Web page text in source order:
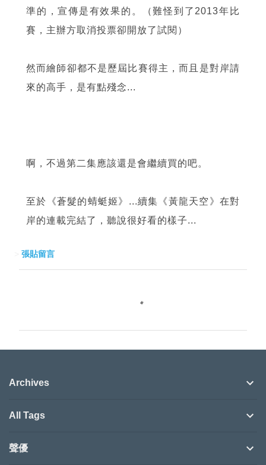
準的，宣傳是有效果的。（難怪到了2013年比
賽，主辦方取消投票卻開放了試閱）
然而繪師卻都不是歷屆比賽得主，而且是對岸請
來的高手，是有點殘念...
啊，不過第二集應該還是會繼續買的吧。
至於《蒼髮的蜻蜓姬》...續集《黃龍天空》在對
岸的連載完結了，聽說很好看的樣子...
張貼留言
Archives
All Tags
聲優